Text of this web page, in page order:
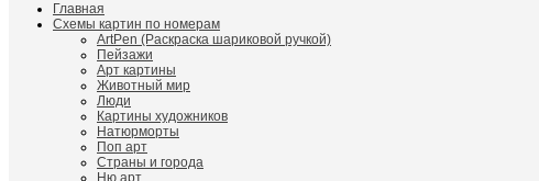
Главная
Схемы картин по номерам
ArtPen (Раскраска шариковой ручкой)
Пейзажи
Арт картины
Животный мир
Люди
Картины художников
Натюрморты
Поп арт
Страны и города